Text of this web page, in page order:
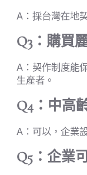
A：採台灣在地
Q3：購買
A：契作制度能
生產者。
Q4：中高
A：可以，企業
Q5：企業